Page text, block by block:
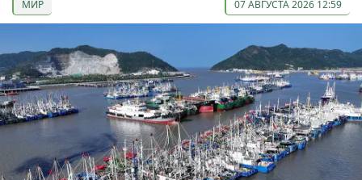
МИР 07 АВГУСТА 2026 12:59